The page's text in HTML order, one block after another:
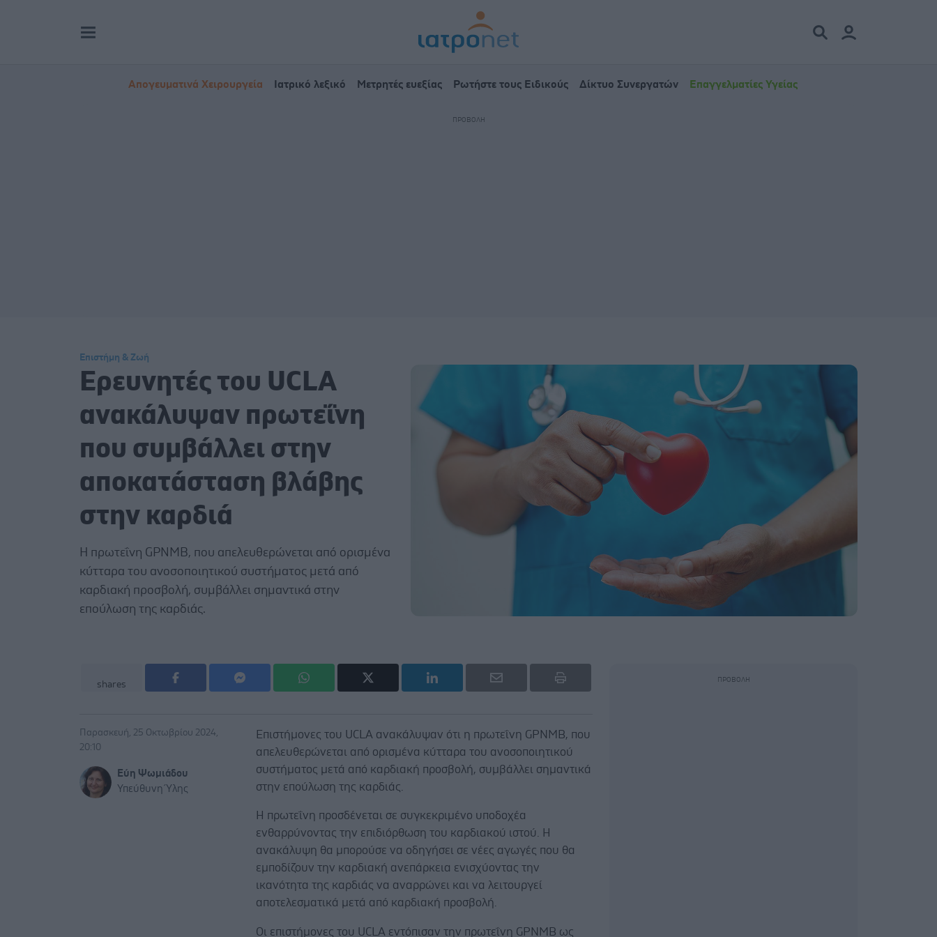
Απογευματινά Χειρουργεία Ιατρικό λεξικό Μετρητές ευεξίας Ρωτήστε τους Ειδικούς Δίκτυο Συνεργατών Επαγγελματίες Υγείας
Επιστήμη & Ζωή
Ερευνητές του UCLA
ανακάλυψαν πρωτεΐνη
που συμβάλλει στην
αποκατάσταση βλάβης
στην καρδιά
Η πρωτεΐνη GPNMB, που απελευθερώνεται από ορισμένα
κύτταρα του ανοσοποιητικού συστήματος μετά από
καρδιακή προσβολή, συμβάλλει σημαντικά στην
επούλωση της καρδιάς.
shares
Παρασκευή, 25 Οκτωβρίου 2024,
20:10
Εύη Ψωμιάδου
Υπεύθυνη Ύλης
Eπιστήμονες του UCLA ανακάλυψαν ότι η πρωτεΐνη GPNMB, που
απελευθερώνεται από ορισμένα κύτταρα του ανοσοποιητικού
συστήματος μετά από καρδιακή προσβολή, συμβάλλει σημαντικά
στην επούλωση της καρδιάς.
Η πρωτεΐνη προσδένεται σε συγκεκριμένο υποδοχέα
ενθαρρύνοντας την επιδιόρθωση του καρδιακού ιστού. Η
ανακάλυψη θα μπορούσε να οδηγήσει σε νέες αγωγές που θα
εμποδίζουν την καρδιακή ανεπάρκεια ενισχύοντας την
ικανότητα της καρδιάς να αναρρώνει και να λειτουργεί
αποτελεσματικά μετά από καρδιακή προσβολή.
Οι επιστήμονες του UCLA εντόπισαν την πρωτεΐνη GPNMB ως